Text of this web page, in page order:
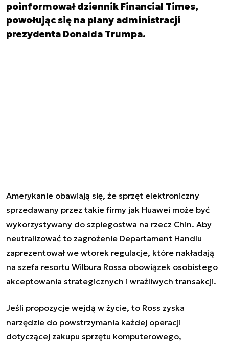
poinformował dziennik Financial Times,
powołując się na plany administracji
prezydenta Donalda Trumpa.
Amerykanie obawiają się, że sprzęt elektroniczny
sprzedawany przez takie firmy jak Huawei może być
wykorzystywany do szpiegostwa na rzecz Chin. Aby
neutralizować to zagrożenie Departament Handlu
zaprezentował we wtorek regulacje, które nakładają
na szefa resortu Wilbura Rossa obowiązek osobistego
akceptowania strategicznych i wrażliwych transakcji.
Jeśli propozycje wejdą w życie, to Ross zyska
narzędzie do powstrzymania każdej operacji
dotyczącej zakupu sprzętu komputerowego,